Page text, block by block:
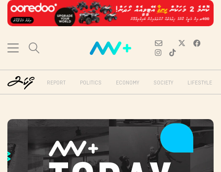
REPORT POLITICS ECONOMY SOCIETY LIFESTYLE